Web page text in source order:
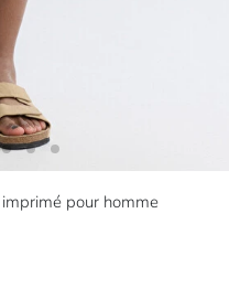
pour homme